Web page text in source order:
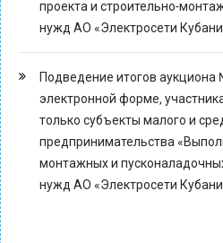
проекта и строительно-
нужд АО «Электросети
Подведение итогов
электронной форме,
только субъекты малого и
предпринимательства
монтажных и
нужд АО «Электросети